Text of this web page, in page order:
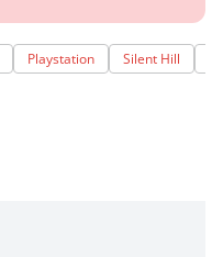
Playstation Silent Hill